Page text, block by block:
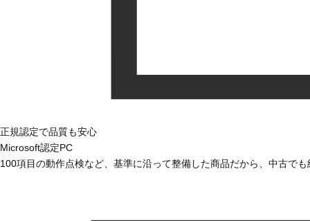
正規認定で品質も安心
Microsoft認定PC
100項目の動作点検など、基準に沿って整備した商品だから、中古で